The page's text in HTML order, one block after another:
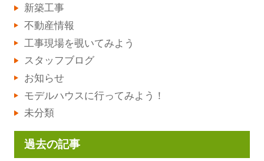
新築工事
不動産情報
工事現場を覗いてみよう
スタッフブログ
お知らせ
モデルハウスに行ってみよう！
未分類
過去の記事